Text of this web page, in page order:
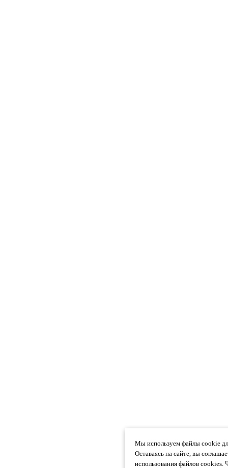
Мы используем файлы cookie
Оставаясь на сайте, вы
использования файлов cookies.